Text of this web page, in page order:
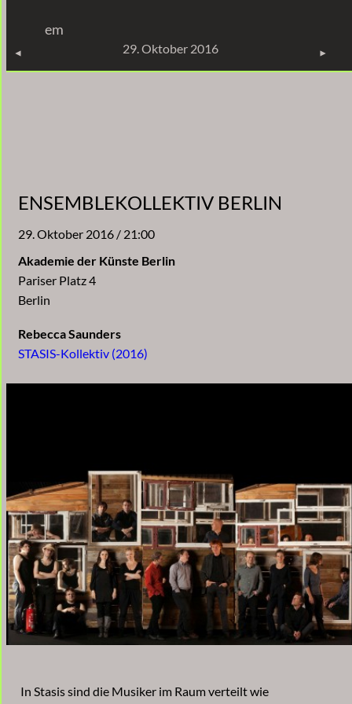
springen
em
29. Oktober 2016
ENSEMBLEKOLLEKTIV BERLIN
29. Oktober 2016 / 21:00
Akademie der Künste Berlin
Pariser Platz 4
Berlin
Rebecca Saunders
STASIS-Kollektiv (2016)
In Stasis sind die Musiker im Raum verteilt wie